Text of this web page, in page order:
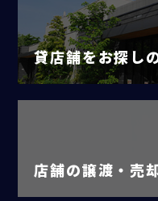
貸店舗をお探し
店舗の譲渡・売